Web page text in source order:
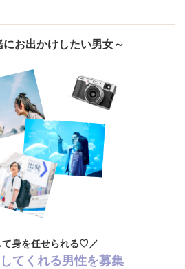
にお出かけしたい男女～
て身を任せられる♡／
てくれる男性を募集